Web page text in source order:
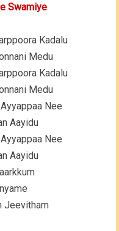
Swamiye
Kadalu
Medu
Kadalu
Medu
Nee
Aayidu
Nee
Aayidu
Jeevitham